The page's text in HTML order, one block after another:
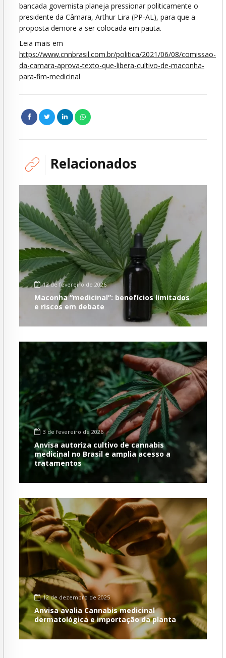
bancada governista planeja pressionar politicamente o
presidente da Câmara, Arthur Lira (PP-AL), para que a
proposta demore a ser colocada em pauta.
Leia mais em
https://www.cnnbrasil.com.br/politica/2021/06/08/comissao-
da-camara-aprova-texto-que-libera-cultivo-de-maconha-
para-fim-medicinal
Relacionados
12 de fevereiro de 2026
Maconha “medicinal”: benefícios limitados
e riscos em debate
3 de fevereiro de 2026
Anvisa autoriza cultivo de cannabis
medicinal no Brasil e amplia acesso a
tratamentos
12 de dezembro de 2025
Anvisa avalia Cannabis medicinal
dermatológica e importação da planta